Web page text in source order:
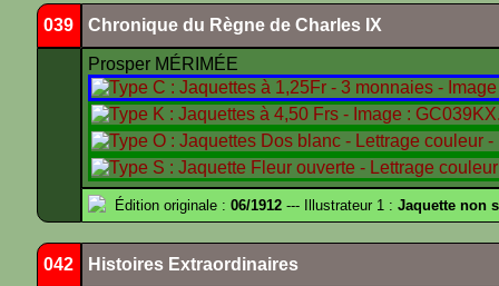
039 Chronique du Règne de Charles IX
Prosper MÉRIMÉE
Édition originale : 06/1912 --- Illustrateur 1 : Jaquette non
042 Histoires Extraordinaires